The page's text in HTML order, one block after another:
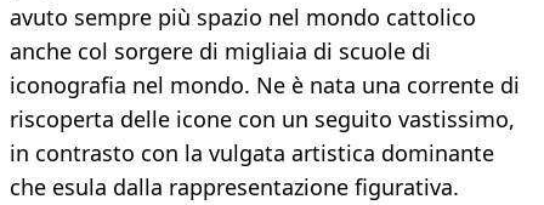
avuto sempre più spazio nel mondo cattolico
anche col sorgere di migliaia di scuole di
iconografia nel mondo. Ne è nata una corrente di
riscoperta delle icone con un seguito vastissimo,
in contrasto con la vulgata artistica dominante
che esula dalla rappresentazione figurativa.